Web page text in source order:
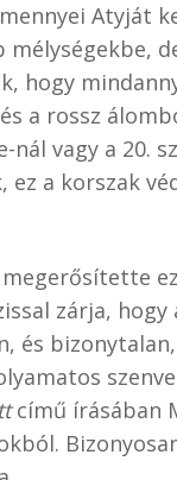
Atyját
mélységekbe,
hogy
a rossz
nál vagy a 20.
a korszak
zárja,
és
című írásában